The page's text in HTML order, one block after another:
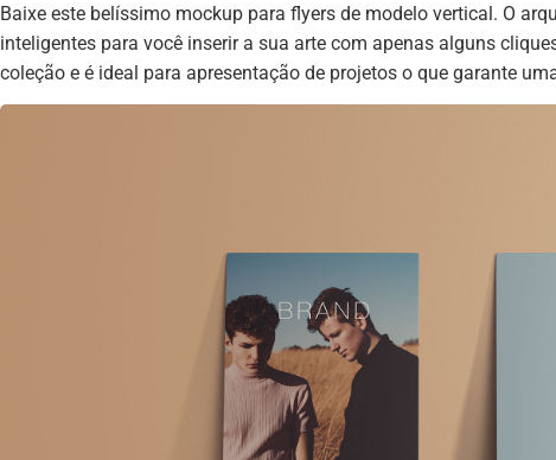
Baixe este belíssimo mockup para flyers de modelo vertical. O
inteligentes para você inserir a sua arte com apenas alguns
coleção e é ideal para apresentação de projetos o que garante